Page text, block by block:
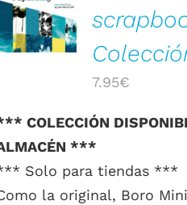
/
DETALLES
7.95€
COLECCIÓN
***
Solo para tiendas ***
la original, Boro